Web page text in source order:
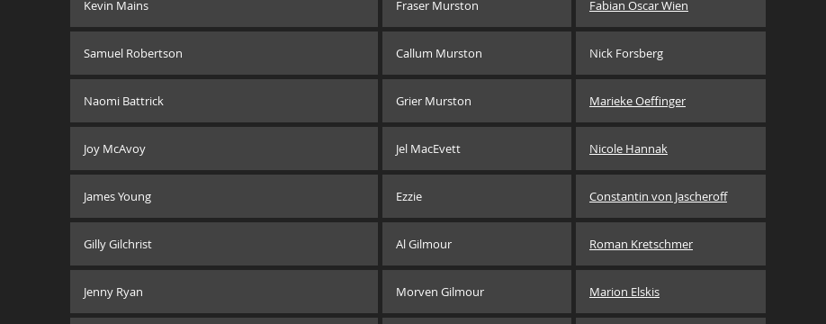
Kevin Mains Fraser Murston Fabian Oscar Wien
Samuel Robertson Callum Murston Nick Forsberg
Naomi Battrick Grier Murston Marieke Oeffinger
Joy McAvoy Jel MacEvett Nicole Hannak
James Young Ezzie Constantin von Jascheroff
Gilly Gilchrist Al Gilmour Roman Kretschmer
Jenny Ryan Morven Gilmour Marion Elskis